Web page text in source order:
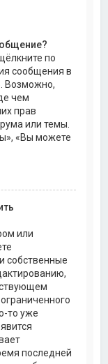
по
сообщения в
Возможно,
чем
прав
или темы.
«Вы можете
или
собственные
то уже
последней